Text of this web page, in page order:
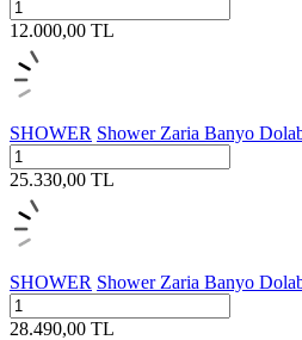
12.000,00 TL
SHOWER Shower Zaria Banyo
25.330,00 TL
SHOWER Shower Zaria Banyo
28.490,00 TL